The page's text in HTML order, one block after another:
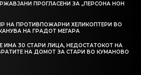
ПРОГЛАСЕНИ ЗА „ПЕРСОНА НОН
НА ПРОТИВПОЖАРНИ ХЕЛИКОПТЕРИ ВО
НА ГРАДОТ МЕГАРА
ИМА 30 СТАРИ ЛИЦА, НЕДОСТАТОКОТ НА
НА ДОМОТ ЗА СТАРИ ВО КУМАНОВО